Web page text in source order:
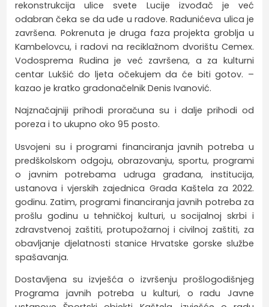
rekonstrukcija ulice svete Lucije izvođač je već
odabran čeka se da uđe u radove. Radunićeva ulica je
završena. Pokrenuta je druga faza projekta groblja u
Kambelovcu, i radovi na reciklažnom dvorištu Cemex.
Vodosprema Rudina je već završena, a za kulturni
centar Lukšić do ljeta očekujem da će biti gotov. –
kazao je kratko gradonačelnik Denis Ivanović.
Najznačajniji prihodi proračuna su i dalje prihodi od
poreza i to ukupno oko 95 posto.
Usvojeni su i programi financiranja javnih potreba u
predškolskom odgoju, obrazovanju, sportu, programi
o javnim potrebama udruga građana, institucija,
ustanova i vjerskih zajednica Grada Kaštela za 2022.
godinu. Zatim, programi financiranja javnih potreba za
prošlu godinu u tehničkoj kulturi, u socijalnoj skrbi i
zdravstvenoj zaštiti, protupožarnoj i civilnoj zaštiti, za
obavljanje djelatnosti stanice Hrvatske gorske službe
spašavanja.
Dostavljena su izvješća o izvršenju prošlogodišnjeg
Programa javnih potreba u kulturi, o radu Javne